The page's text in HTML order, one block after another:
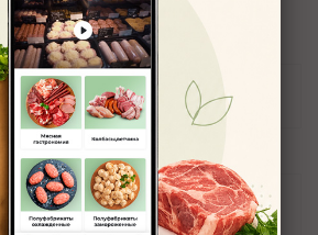
г. Рогачев ул Сергея Кирова 31
, чтобы оставить отзыв.